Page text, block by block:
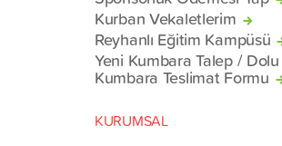
Kurban Vekaletlerim
Reyhanlı Eğitim Kampüsü
Yeni Kumbara Talep / Dolu
Kumbara Teslimat Formu
KURUMSAL